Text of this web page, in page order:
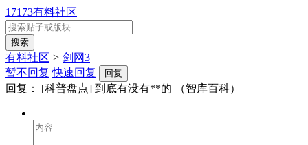
17173有料社区
有料社区 > 剑网3
暂不回复 快速回复 回复
回复： [科普盘点] 到底有没有**的 （智库百科）